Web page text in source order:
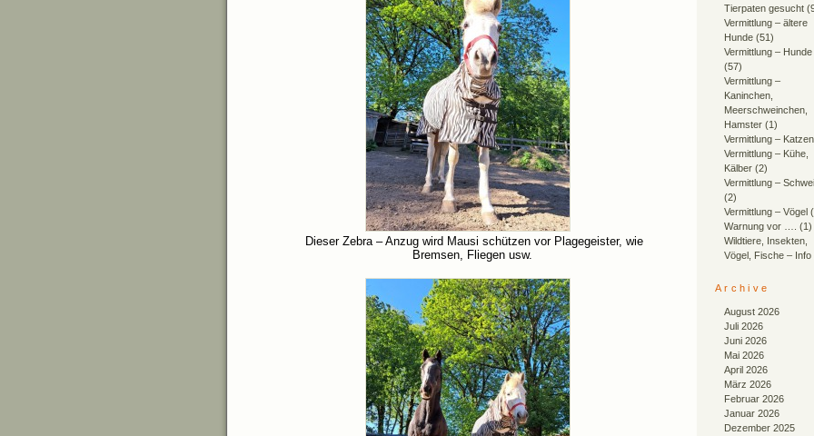
Dieser Zebra – Anzug wird Mausi schützen vor Plagegeister, wie
Bremsen, Fliegen usw.
Tierpaten gesucht
Vermittlung – ältere
Hunde (51)
Vermittlung – Hunde
(57)
Vermittlung –
Kaninchen,
Meerschweinchen,
Hamster (1)
Vermittlung – Katzen
Vermittlung – Kühe,
Kälber (2)
Vermittlung –
(2)
Vermittlung – Vögel
Warnung vor ….
(1)
Wildtiere, Insekten,
Vögel, Fische – Info
Archive
August 2026
Juli 2026
Juni 2026
Mai 2026
April 2026
März 2026
Februar 2026
Januar 2026
Dezember 2025